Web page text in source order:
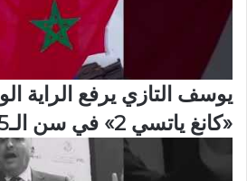
يوسف التازي يرفع الراية
«كانغ ياتسي 2» في سن الـ15